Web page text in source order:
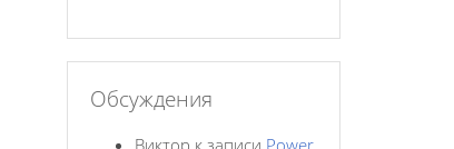
Обсуждения
Виктор к записи Power